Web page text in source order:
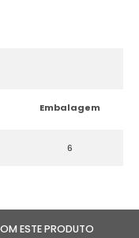
Embalagem
6
ESTE PRODUTO